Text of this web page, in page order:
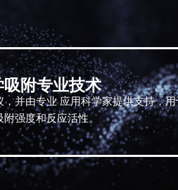
附专业技术
，并由专业应用科学家提供支持，用
强度和反应活性。